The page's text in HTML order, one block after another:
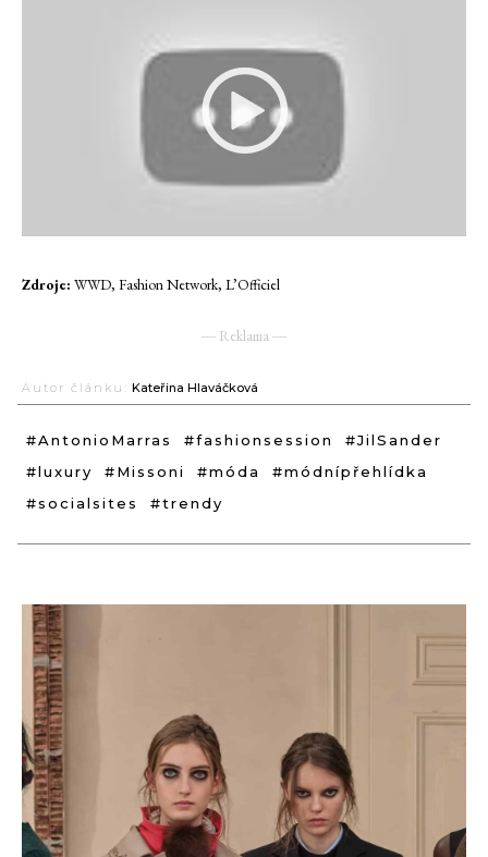
Zdroje: WWD, Fashion Network, L’Officiel
― Reklama ―
Autor článku: Kateřina Hlaváčková
#AntonioMarras #fashionsession
#JilSander
#luxury
#Missoni #móda
#módnípřehlídka
#socialsites
#trendy